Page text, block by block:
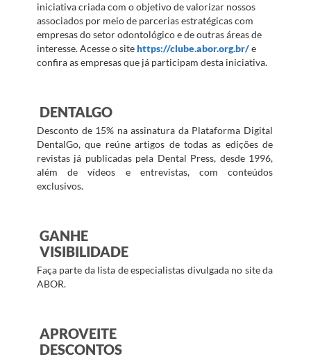
iniciativa criada com o objetivo de valorizar nossos
associados por meio de parcerias estratégicas com
empresas do setor odontológico e de outras áreas de
interesse. Acesse o sitehttps://clube.abor.org.br/e
confira as empresas que já participam desta iniciativa.
DENTALGO
Desconto de 15% na assinatura da Plataforma Digital
DentalGo, que reúne artigos de todas as edições de
revistas já publicadas pela Dental Press, desde 1996,
além de vídeos e entrevistas, com conteúdos
exclusivos.
GANHE
VISIBILIDADE
Faça parte da lista de especialistas divulgada no site da
ABOR.
APROVEITE
DESCONTOS